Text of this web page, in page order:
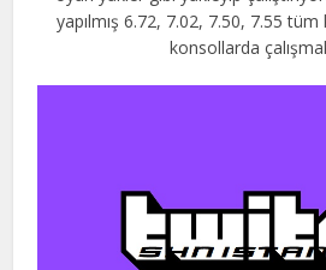
yapılmış 6.72, 7.02, 7.50, 7.55 tüm
konsollarda